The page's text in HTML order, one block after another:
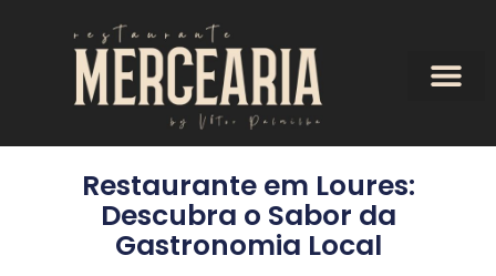
Restaurante em Loures:
Descubra o Sabor da
Gastronomia Local